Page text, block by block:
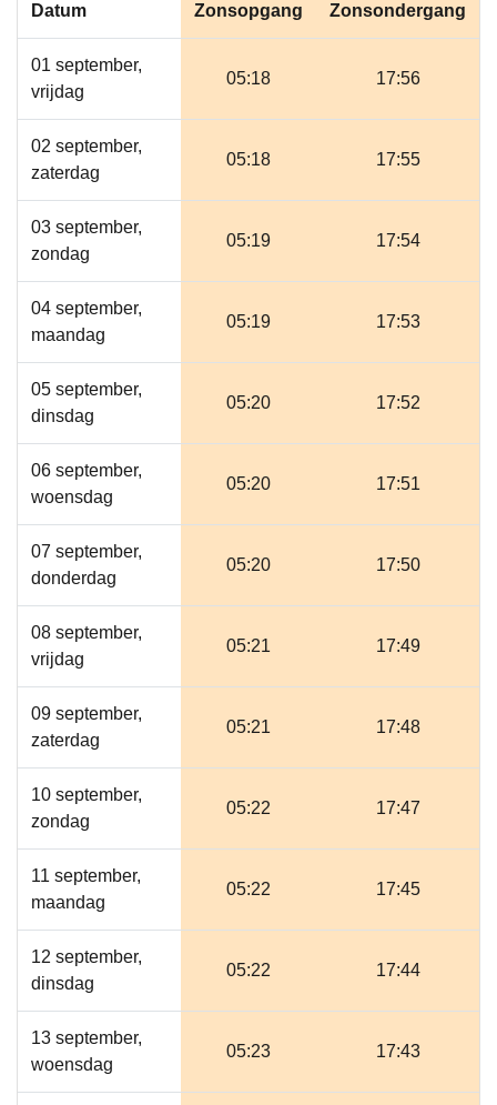
Datum Zonsopgang Zonsondergang
01 september,
vrijdag
05:18 17:56
02 september,
zaterdag
05:18 17:55
03 september,
zondag
05:19 17:54
04 september,
maandag
05:19 17:53
05 september,
dinsdag
05:20 17:52
06 september,
woensdag
05:20 17:51
07 september,
donderdag
05:20 17:50
08 september,
vrijdag
05:21 17:49
09 september,
zaterdag
05:21 17:48
10 september,
zondag
05:22 17:47
11 september,
maandag
05:22 17:45
12 september,
dinsdag
05:22 17:44
13 september,
woensdag
05:23 17:43